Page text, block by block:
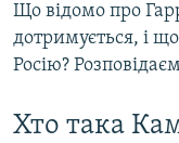
Що відомо про
дотримується, і
Росію?
Хто така